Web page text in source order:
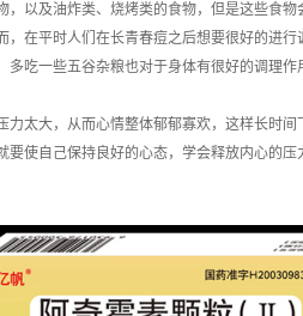
，以及油炸类、烧烤类的食物，但是这些食
，在平时人们在长青春痘之后想要很好的进
吃一些五谷杂粮也对于身体有很好的调理作
太大，从而心情整体郁郁寡欢，这样长时间
要使自己保持良好的心态，学会释放内心的